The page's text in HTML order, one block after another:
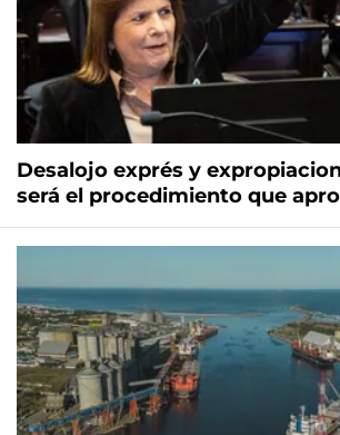
Desalojo exprés y
será el procedimiento que